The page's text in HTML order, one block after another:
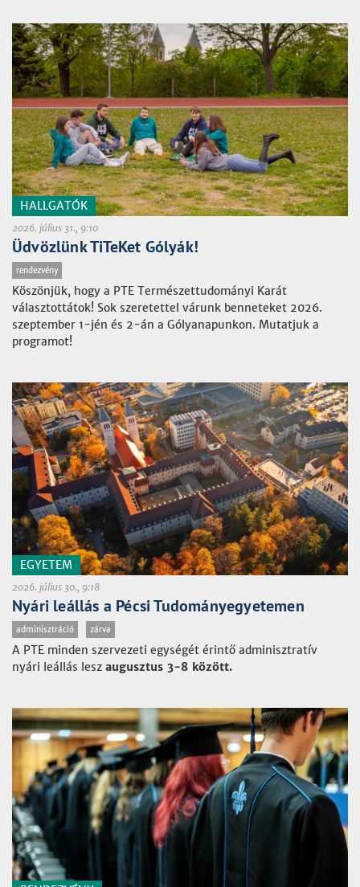
HALLGATÓK
2026. július 31., 9:10
Üdvözlünk TiTeKet Gólyák!
rendezvény
Köszönjük, hogy a PTE Természettudományi Karát
választottátok! Sok szeretettel várunk benneteket 2026.
szeptember 1-jén és 2-án a Gólyanapunkon. Mutatjuk a
programot!
EGYETEM
2026. július 30., 9:18
Nyári leállás a Pécsi Tudományegyetemen
adminisztráció zárva
A PTE minden szervezeti egységét érintő adminisztratív
nyári leállás lesz augusztus 3-8 között.